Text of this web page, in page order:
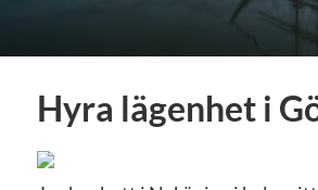
Hyra lägenhet i